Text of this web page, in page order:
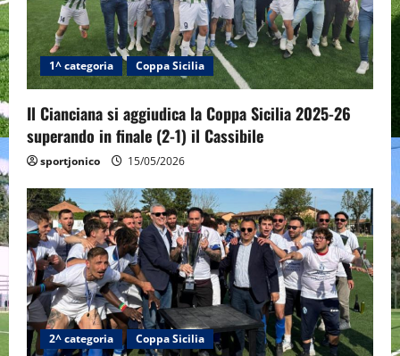
a
t
i
o
n
1^ categoria Coppa Sicilia
Il Cianciana si aggiudica la Coppa Sicilia 2025-26
superando in finale (2-1) il Cassibile
sportjonico 15/05/2026
2^ categoria Coppa Sicilia